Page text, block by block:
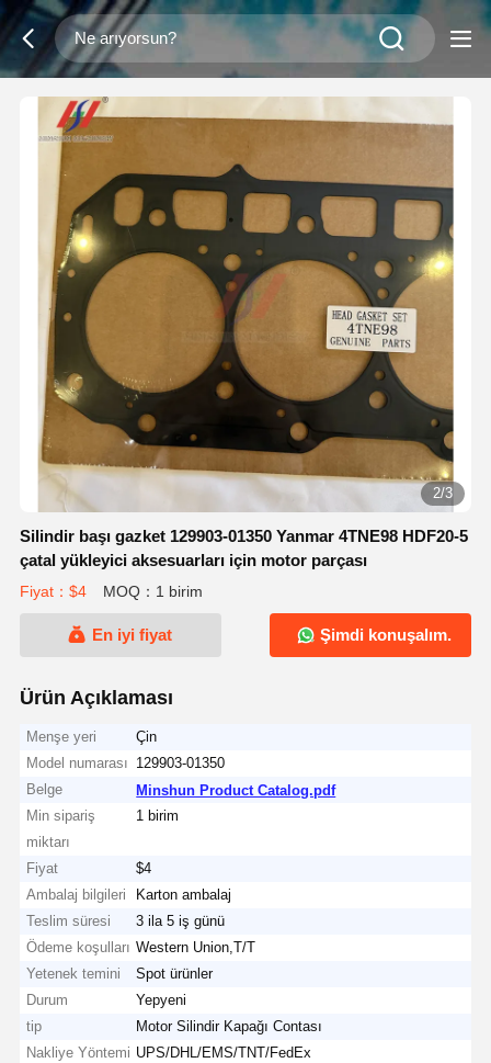
2/3
Silindir başı gazket 129903-01350 Yanmar 4TNE98 HDF20-5
çatal yükleyici aksesuarları için motor parçası
Fiyat：$4 MOQ：1 birim
En iyi fiyat Şimdi konuşalım.
Ürün Açıklaması
Menşe yeri
Çin
Model numarası 129903-01350
Belge
Minshun Product Catalog.pdf
Min sipariş
miktarı
1 birim
Fiyat
$4
Ambalaj bilgileri
Karton ambalaj
Teslim süresi
3 ila 5 iş günü
Ödeme koşulları Western Union,T/T
Yetenek temini
Spot ürünler
Durum
Yepyeni
tip
Motor Silindir Kapağı Contası
Nakliye Yöntemi UPS/DHL/EMS/TNT/FedEx